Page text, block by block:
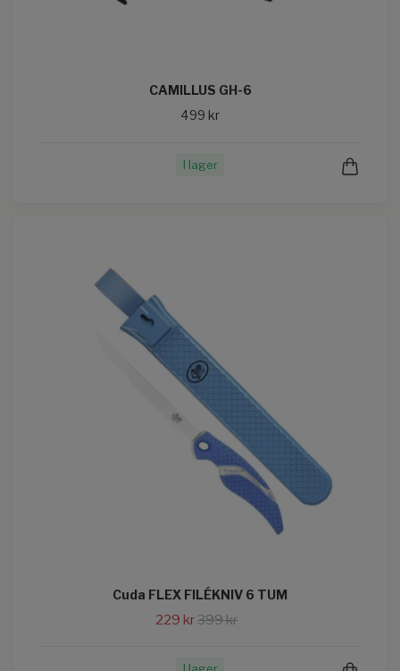
CAMILLUS GH-6
499 kr
I lager
Cuda FLEX FILÉKNIV 6 TUM
229 kr399 kr